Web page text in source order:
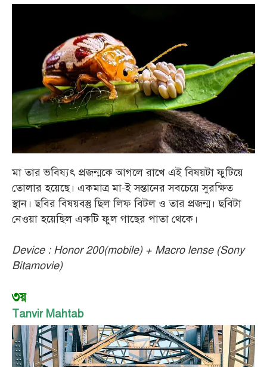
মা তার ভবিষ্যৎ প্রজন্মকে আগলে রাখে এই বিষয়টা ফুটিয়ে
তোলার হয়েছে। একমাত্র মা-ই সন্তানের সবচেয়ে সুরক্ষিত
স্থান। ছবির বিষয়বস্তু ছিল লিফ বিটল ও তার প্রজন্ম। ছবিটা
নেওয়া হয়েছিল একটি ফুল গাছের পাতা থেকে।
Device : Honor 200(mobile) + Macro lense (Sony
Bitamovie)
৩য়
Tanvir Mahtab